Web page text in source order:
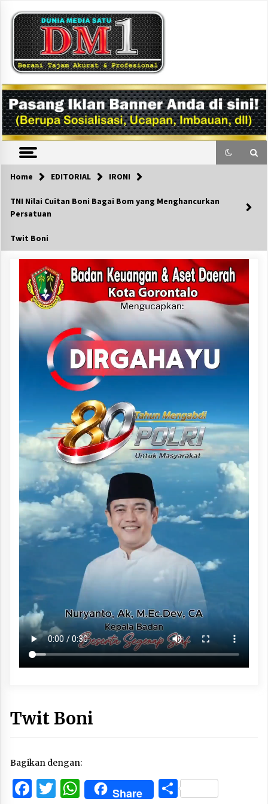
content
DM1
Home EDITORIAL IRONI
TNI Nilai Cuitan Boni Bagai Bom yang Menghancurkan
Persatuan
Twit Boni
Twit Boni
Bagikan dengan:
Facebook
Twitter
WhatsApp
Share Share